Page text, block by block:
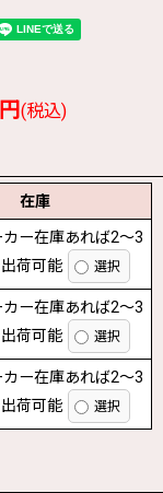
円(税込)
在庫
ー在庫あれば2〜3
荷可能
ー在庫あれば2〜3
荷可能
ー在庫あれば2〜3
荷可能